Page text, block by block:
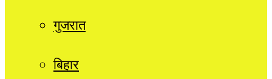
गुजरात
बिहार